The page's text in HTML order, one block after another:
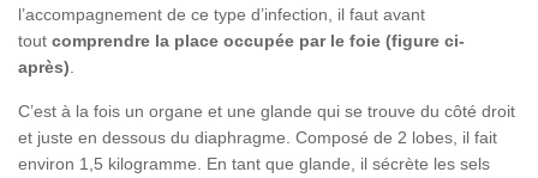
l’accompagnement de ce type d’infection, il faut avant
tout comprendre la place occupée par le foie (figure ci-
après).
C’est à la fois un organe et une glande qui se trouve du côté droit
et juste en dessous du diaphragme. Composé de 2 lobes, il fait
environ 1,5 kilogramme. En tant que glande, il sécrète les sels